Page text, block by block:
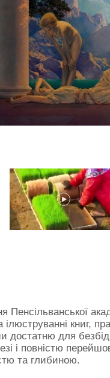
Пенсільванської
ілюструванні книг,
достатню для
і повністю
та глибиною.